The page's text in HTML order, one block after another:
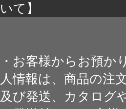
いて】
・お客様からお預か
人情報は、商品の注
及び発送、カタログ